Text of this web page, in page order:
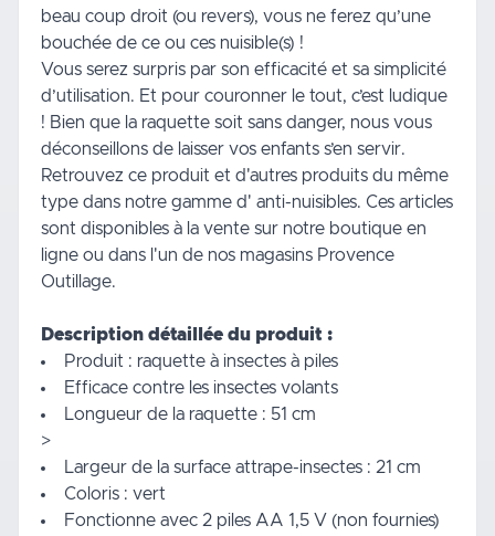
beau coup droit (ou revers), vous ne ferez qu’une
bouchée de ce ou ces nuisible(s) !
Vous serez surpris par son efficacité et sa simplicité
d’utilisation. Et pour couronner le tout, c’est ludique
! Bien que la raquette soit sans danger, nous vous
déconseillons de laisser vos enfants s’en servir.
Retrouvez ce produit et d'autres produits du même
type dans notre gamme d' anti-nuisibles. Ces articles
sont disponibles à la vente sur notre boutique en
ligne ou dans l'un de nos magasins Provence
Outillage.
Description détaillée du produit :
Produit : raquette à insectes à piles
Efficace contre les insectes volants
Longueur de la raquette : 51 cm
>
Largeur de la surface attrape-insectes : 21 cm
Coloris : vert
Fonctionne avec 2 piles AA 1,5 V (non fournies)